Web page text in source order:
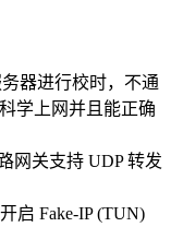
器进行校时，不通
学上网并且能正确
网关支持 UDP 转发
启 Fake-IP (TUN)